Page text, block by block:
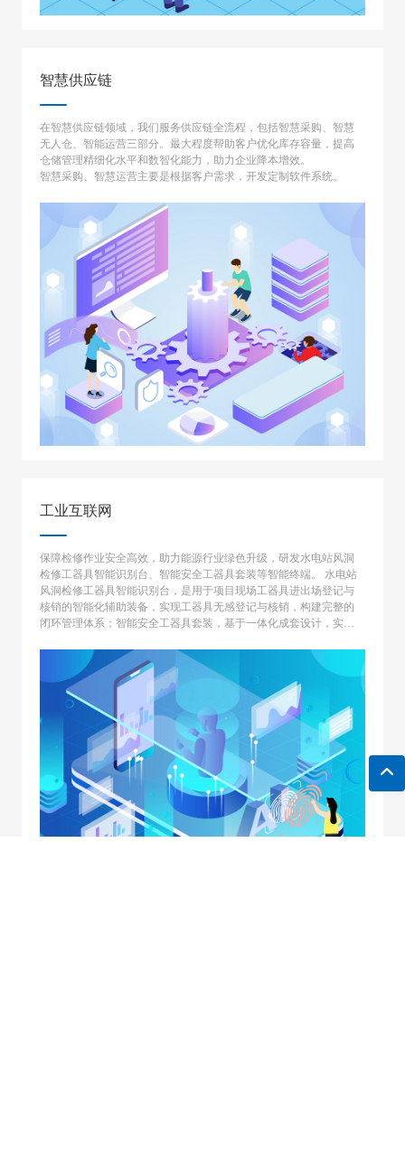
智慧供应链
在智慧供应链领域，我们服务供应链全流程，包括智慧采购、智慧
无人仓、智能运营三部分。最大程度帮助客户优化库存容量，提高
仓储管理精细化水平和数智化能力，助力企业降本增效。
智慧采购、智慧运营主要是根据客户需求，开发定制软件系统。
工业互联网
保障检修作业安全高效，助力能源行业绿色升级，研发水电站风洞
检修工器具智能识别台、智能安全工器具套装等智能终端。 水电站
风洞检修工器具智能识别台，是用于项目现场工器具进出场登记与
核销的智能化辅助装备，实现工器具无感登记与核销，构建完整的
闭环管理体系；智能安全工器具套装，基于一体化成套设计，实现
范性监控预警。